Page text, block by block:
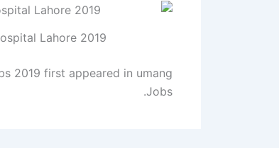
Lahore 2019
2019 first appeared in umang
Jobs.